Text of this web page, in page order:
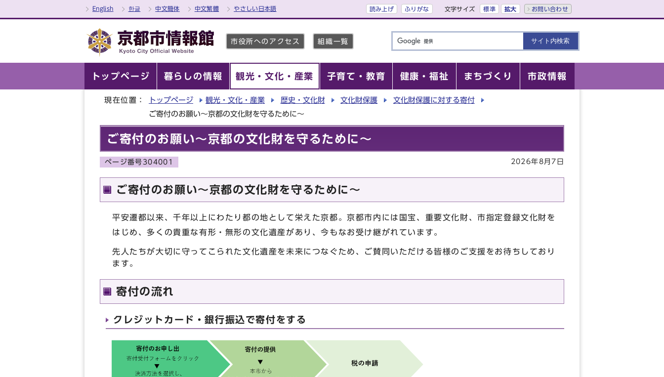
English 한글 中文簡体 中文繁體 やさしい日本語 読み上げ ふりがな 文字サイズ 標準 拡大 お問い合わせ
市役所へのアクセス 組織一覧
トップページ 暮らしの情報 観光・文化・産業 子育て・教育 健康・福祉 まちづくり 市政情報
現在位置： トップページ 観光・文化・産業 歴史・文化財 文化財保護
文化財保護に対する寄付
ご寄付のお願い～京都の文化財を守るために～
ご寄付のお願い～京都の文化財を守るために～
ページ番号304001 2026年8月7日
ご寄付のお願い～京都の文化財を守るために～
平安遷都以来、千年以上にわたり都の地として栄えた京都。京都市内には国宝、重要文化財、市指定登録文化財を
はじめ、多くの貴重な有形・無形の文化遺産があり、今もなお受け継がれています。
先人たちが大切に守ってこられた文化遺産を未来につなぐため、ご賛同いただける皆様のご支援をお待ちしており
ます。
寄付の流れ
クレジットカード・銀行振込で寄付をする